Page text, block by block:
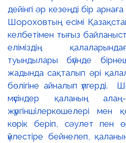
дейінгі әр кезеңді бір
Шороховтың есімі
келбетімен тығыз
еліміздің
туындылары бүгінде
жадында сақталып әрі
бөлігіне айналып
мүсіндер қаланың
жүргіншілеркөшелері мен
көрік беріп, сәулет пен
үйлестіре бейнелеп,